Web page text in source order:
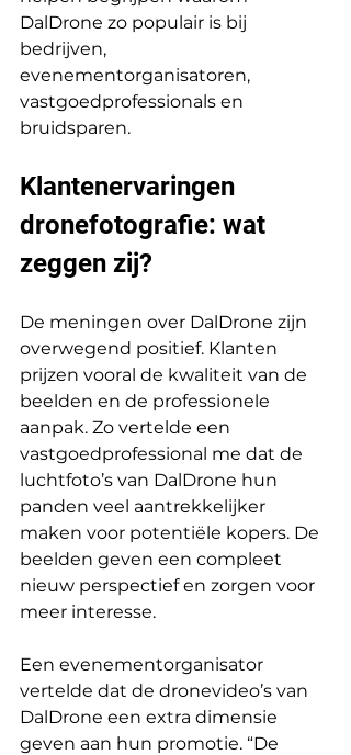
DalDrone zo populair is bij
bedrijven,
evenementorganisatoren,
vastgoedprofessionals en
bruidsparen.
Klantenervaringen
dronefotografie: wat
zeggen zij?
De meningen over DalDrone zijn
overwegend positief. Klanten
prijzen vooral de kwaliteit van de
beelden en de professionele
aanpak. Zo vertelde een
vastgoedprofessional me dat de
luchtfoto’s van DalDrone hun
panden veel aantrekkelijker
maken voor potentiële kopers. De
beelden geven een compleet
nieuw perspectief en zorgen voor
meer interesse.
Een evenementorganisator
vertelde dat de dronevideo’s van
DalDrone een extra dimensie
geven aan hun promotie. “De